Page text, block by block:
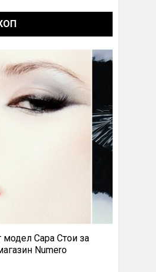
Сара Стои за
Numero